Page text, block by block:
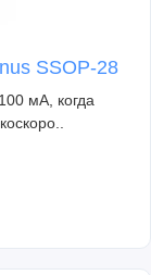
SSOP-28
мА, когда